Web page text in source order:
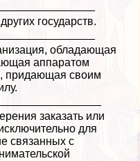
государств.
обладающая
аппаратом
придающая своим
заказать или
для
связанных с